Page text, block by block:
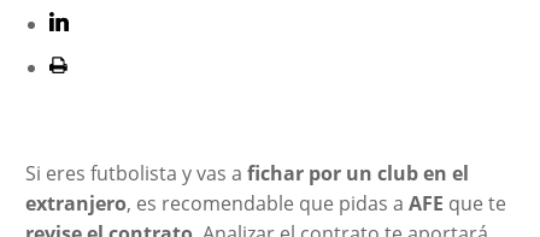
Si eres futbolista y vas a fichar por un club en el
extranjero, es recomendable que pidas a AFE que te